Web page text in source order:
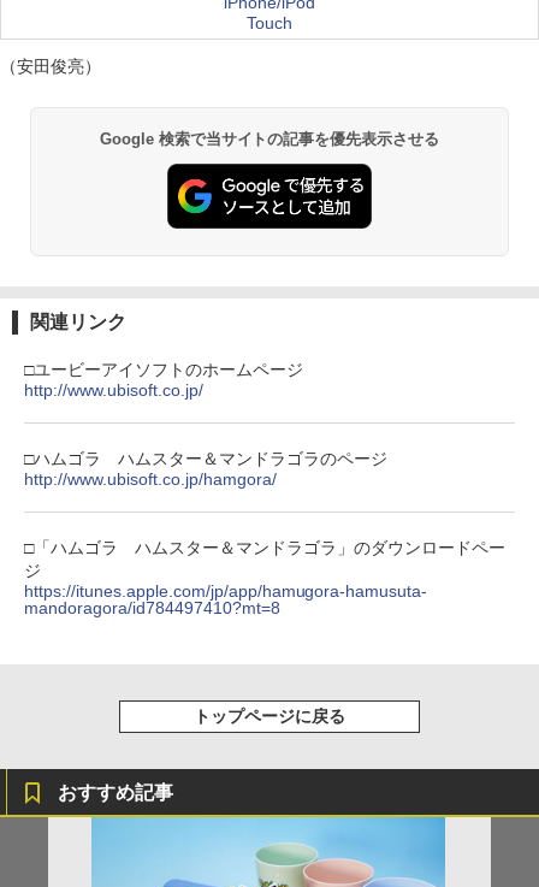
Touch
（安田俊亮）
Google 検索で当サイトの記事を優先表示させる
関連リンク
□ユービーアイソフトのホームページ
http://www.ubisoft.co.jp/
□ハムゴラ ハムスター＆マンドラゴラのページ
http://www.ubisoft.co.jp/hamgora/
□「ハムゴラ ハムスター＆マンドラゴラ」のダウンロードペー
ジ
https://itunes.apple.com/jp/app/hamugora-hamusuta-
mandoragora/id784497410?mt=8
トップページに戻る
おすすめ記事